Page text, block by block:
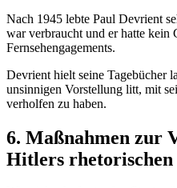
Nach 1945 lebte Paul Devrient
war verbraucht und er hatte kein
Fernsehengagements.
Devrient hielt seine Tagebücher
unsinnigen Vorstellung litt, mit
verholfen zu haben.
6. Maßnahmen zur
Hitlers rhetorischen